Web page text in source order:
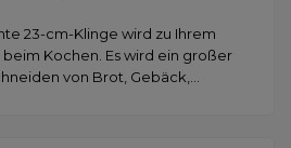
23-cm-Klinge wird zu Ihrem
Kochen. Es wird ein großer
von Brot, Gebäck,...